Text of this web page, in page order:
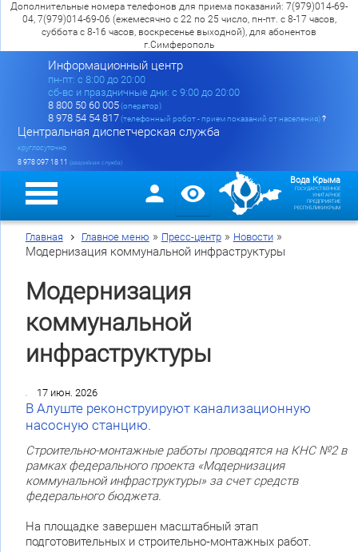
Дополнительные номера телефонов для приема показаний: 7(979)014-69-
04, 7(979)014-69-06 (ежемесячно с 22 по 25 число, пн-пт. с 8-17 часов,
суббота с 8-16 часов, воскресенье выходной), для абонентов
г.Симферополь
Информационный центр
пн-пт: c 8:00 до 20:00
сб-вс и праздничные дни: с 9:00 до 20:00
8 800 50 60 005(оператор)
8 978 54 54 817(телефонный робот - прием показаний от населения)?
Центральная диспетчерская служба
круглосуточно
8 978 097 18 11 (аварийная служба)
Вода Крыма
ГОСУДАРСТВЕННОЕ
УНИТАРНОЕ
ПРЕДПРИЯТИЕ
РЕСПУБЛИКИ КРЫМ
Главная Главное меню » Пресс-центр» Новости»
Модернизация коммунальной инфраструктуры
Модернизация
коммунальной
инфраструктуры
17 июн. 2026
В Алуште реконструируют канализационную
насосную станцию.
Строительно-монтажные работы проводятся на КНС №2 в
рамках федерального проекта «Модернизация
коммунальной инфраструктуры» за счет средств
федерального бюджета.
На площадке завершен масштабный этап
подготовительных и строительно‑монтажных работ.